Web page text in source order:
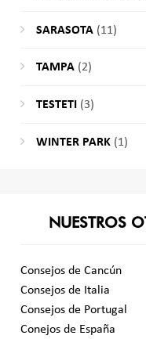
SARASOTA(11)
TAMPA(2)
TESTETI (3)
WINTER PARK(1)
NUESTROS
Consejos de Cancún
Consejos de Italia
Consejos de Portugal
Conejos de España